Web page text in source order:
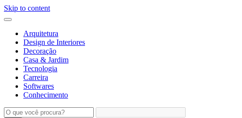
Skip to content
Arquitetura
Design de Interiores
Decoração
Casa & Jardim
Tecnologia
Carreira
Softwares
Conhecimento